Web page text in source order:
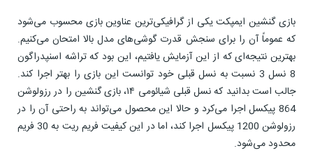
بازی گنشین ایمپکت یکی از گرافیکی‌ترین عناوین بازی محسوب می‌شود
که عموماً آن را برای سنجش قدرت گوشی‌های مدل بالا امتحان می‌کنیم.
بهترین نتیجه‌ای که از این آزمایش یافتیم، این بود که تراشه اسنپدراگون
8 نسل 3 نسبت به نسل قبلی خود توانست این بازی را بهتر اجرا کند.
جالب است بدانید که نسل قبلی شیائومی ۱۴، بازی گنشین را در رزولوشن
864 پیکسل اجرا می‌کرد و حالا این محصول می‌تواند به راحتی آن را در
رزولوشن 1200 پیکسل اجرا کند، اما در این کیفیت فریم ریت به 30 فریم
محدود می‌شود.